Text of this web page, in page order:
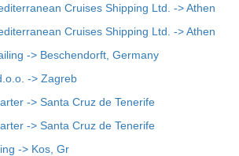
Cruises Shipping Ltd. -> Athen
Cruises Shipping Ltd. -> Athen
-> Beschendorft, Germany
-> Zagreb
-> Santa Cruz de Tenerife
-> Santa Cruz de Tenerife
-> Kos, Gr